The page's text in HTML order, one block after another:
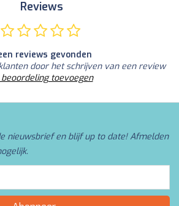
Reviews
reviews gevonden
door het schrijven van een review
beoordeling toevoegen
nieuwsbrief en blijf up to date! Afmelden